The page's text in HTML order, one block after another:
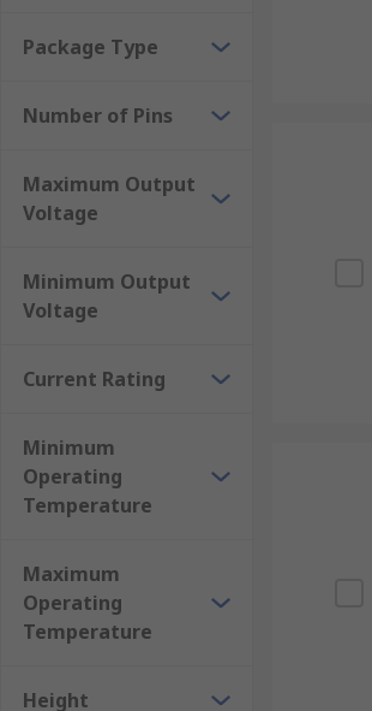
Package Type
Number of Pins
Maximum Output
Voltage
Minimum Output
Voltage
Current Rating
Minimum
Operating
Temperature
Maximum
Operating
Temperature
Height